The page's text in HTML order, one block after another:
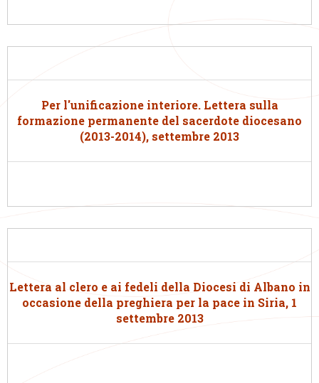
Per l'unificazione interiore. Lettera sulla
formazione permanente del sacerdote diocesano
(2013-2014), settembre 2013
Lettera al clero e ai fedeli della Diocesi di Albano in
occasione della preghiera per la pace in Siria, 1
settembre 2013